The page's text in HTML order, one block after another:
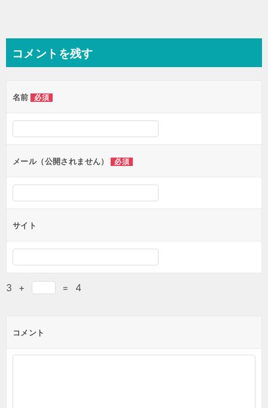
コメントを残す
名前 必須
メール（公開されません） 必須
サイト
3 + = 4
コメント